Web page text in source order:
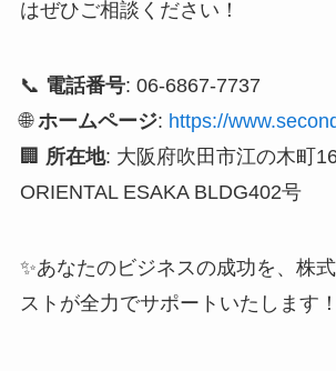
はぜひご相談ください！
📞 電話番号: 06-6867-7737
🌐ホームページ: https://
🏢 所在地: 大阪府吹田市江の木町
ORIENTAL ESAKA BLDG402号
✨あなたのビジネスの成功を、株
ストが全力でサポートいたします！